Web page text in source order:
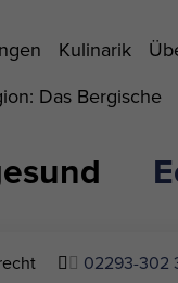
Kulinarik
Das Bergische
02293-302